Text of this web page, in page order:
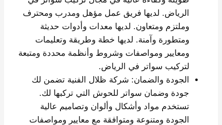
الرياض. لديها فريق عمل مؤهل ومدرب ومحترف
وملتزم ومتعاون. لديها معدات وأدوات حديثة
ومتطورة وآمنة. لديها خطة وطريقة وتعليمات
ومعايير ومواصفات وشروط وأنظمة محددة ومتبعة
لتركيب سواتر في الرياض.
الجودة والضمان: شركة ظلال الفنية تضمن لك
جودة وضمان سواتر للحوش التي تركبها لك.
تستخدم مواد وأشكال وألوان وتصاميم عالية
الجودة ومتنوعة ومتوافقة مع معايير ومواصفات